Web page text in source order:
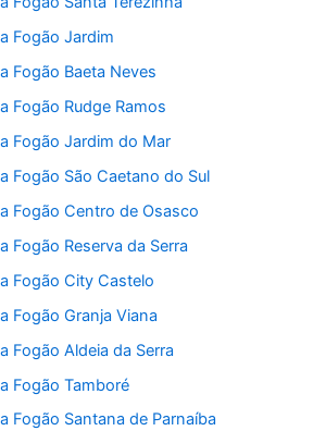
Fogão Jardim
Fogão Baeta Neves
Fogão Rudge Ramos
Fogão Jardim do Mar
Fogão São Caetano do Sul
Fogão Centro de Osasco
Fogão Reserva da Serra
Fogão City Castelo
Fogão Granja Viana
Fogão Aldeia da Serra
Fogão Tamboré
Fogão Santana de Parnaíba